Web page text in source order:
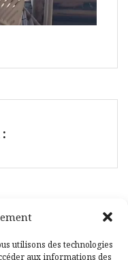
utilisons des technologies
aux informations des